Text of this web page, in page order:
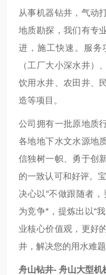
从事机器钻井，气动
地质勘探，我们有专
进，施工快速。服务
（工厂大小深水井）
饮用水井、农田井、
造等项目。
公司拥有一批原地质
各地地下水文水源地
信独树一帜、勇于创
的一致认可和好评。
决心以“不做跟随者
为竞争*，提炼出以“
业核心价值观，更好
井，解决您的用水难题
舟山钻井- 舟山大型机